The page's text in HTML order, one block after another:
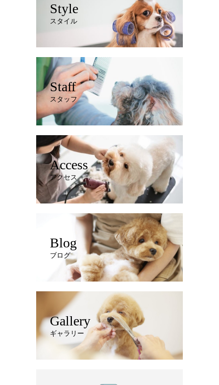
Style
スタイル
Staff
スタッフ
Access
アクセス
Blog
ブログ
Gallery
ギャラリー